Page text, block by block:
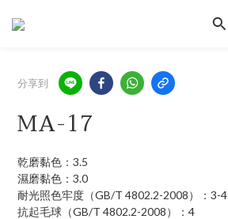
分享到
MA-17
乾磨黏色：3.5
濕磨黏色：3.0
耐光照色牢度（GB/T 4802.2-2008）：3-4
抗起毛球（GB/T 4802.2-2008）：4